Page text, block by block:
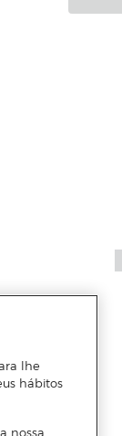
lhe
hábitos
nossa